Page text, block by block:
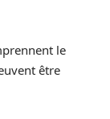
le
être